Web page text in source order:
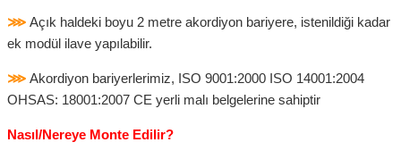
⋙ Açık haldeki boyu 2 metre akordiyon bariyere, istenildiği kadar
ek modül ilave yapılabilir.
⋙ Akordiyon bariyerlerimiz, ISO 9001:2000 ISO 14001:2004
OHSAS: 18001:2007 CE yerli malı belgelerine sahiptir
Nasıl/Nereye Monte Edilir?